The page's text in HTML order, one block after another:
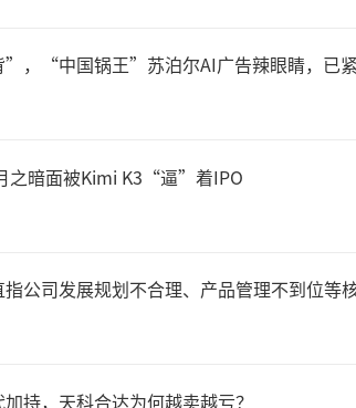
局及终端渗透；
上升。根据财报数
用增长25.11%；
方面，公司坚果产
27.31亿元，毛利
”，“中国锅王”苏泊尔AI广告辣眼睛，已
之暗面被Kimi K3“逼”着IPO
公司发展规划不合理、产品管理不到位等
持，天科合达为何越卖越亏？